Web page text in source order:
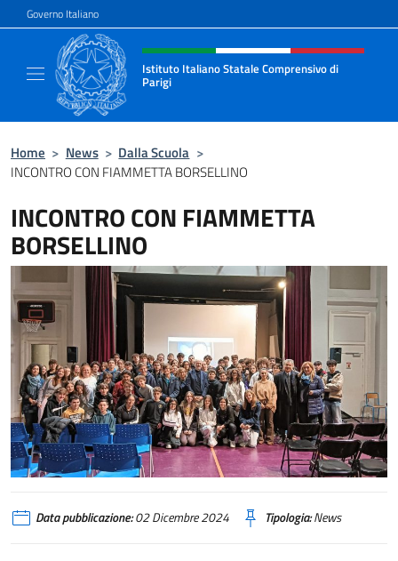
Salta al contenuto
Governo Italiano
Intestazione sito, social e menù
Istituto Italiano Statale Comprensivo di
Parigi
Home > News > Dalla Scuola >
INCONTRO CON FIAMMETTA BORSELLINO
INCONTRO CON FIAMMETTA
BORSELLINO
Data pubblicazione:02 Dicembre 2024 Tipologia:News